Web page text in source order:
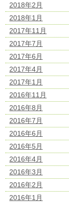
2018年2月
2018年1月
2017年11月
2017年7月
2017年6月
2017年4月
2017年1月
2016年11月
2016年8月
2016年7月
2016年6月
2016年5月
2016年4月
2016年3月
2016年2月
2016年1月